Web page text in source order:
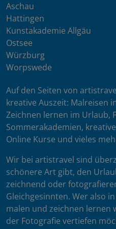
Aschau
Hattingen
Kunstakademie Allgäu
Ostsee
Würzburg
Worpswede
Auf den Seiten von
kreative Auszeit: Malreisen
Zeichnen lernen im Urlaub,
Sommerakademien,
Online Kurse und vieles
Wir bei artistravel sind
schönere Art gibt, den
zeichnend oder
Gleichgesinnten. Wer also
malen und zeichnen lernen
der Fotografie vertiefen